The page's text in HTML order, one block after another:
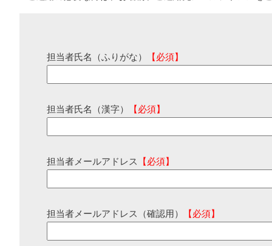
担当者氏名（ふりがな） 【必須】
担当者氏名（漢字） 【必須】
担当者メールアドレス 【必須】
担当者メールアドレス（確認用） 【必須】